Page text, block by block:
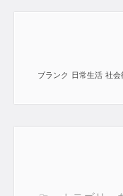
ブランク 日常生活 社